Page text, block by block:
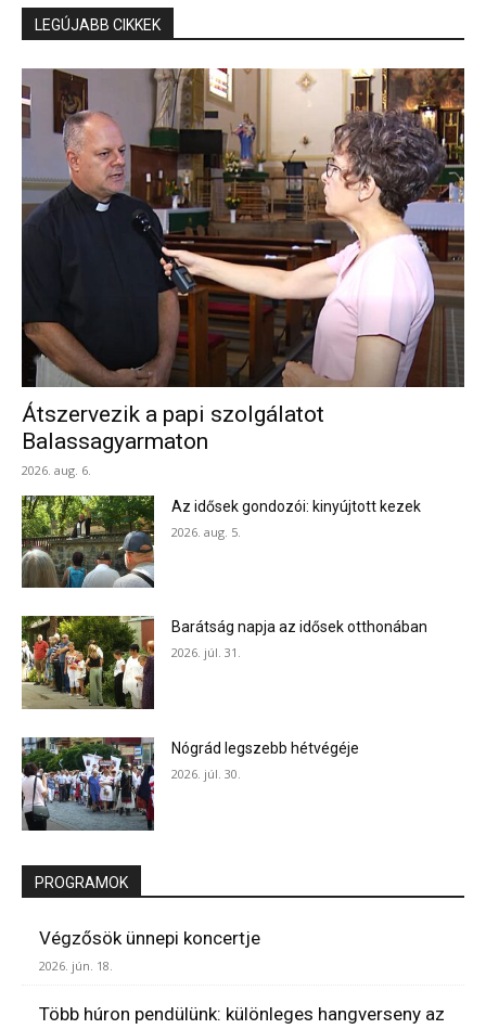
LEGÚJABB CIKKEK
Átszervezik a papi szolgálatot
Balassagyarmaton
2026. aug. 6.
Az idősek gondozói: kinyújtott kezek
2026. aug. 5.
Barátság napja az idősek otthonában
2026. júl. 31.
Nógrád legszebb hétvégéje
2026. júl. 30.
PROGRAMOK
Végzősök ünnepi koncertje
2026. jún. 18.
Több húron pendülünk: különleges hangverseny az